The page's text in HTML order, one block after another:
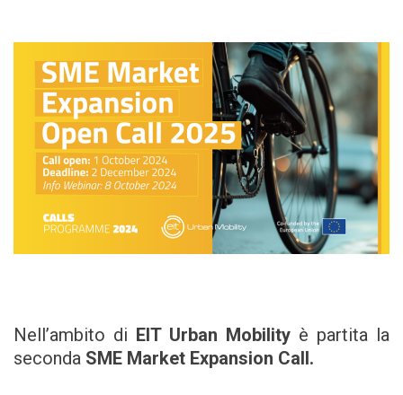
Nell’ambito di EIT Urban Mobility è partita la
seconda SME Market Expansion Call.